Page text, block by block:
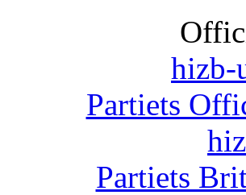
hizb-
Partiets
Partiets